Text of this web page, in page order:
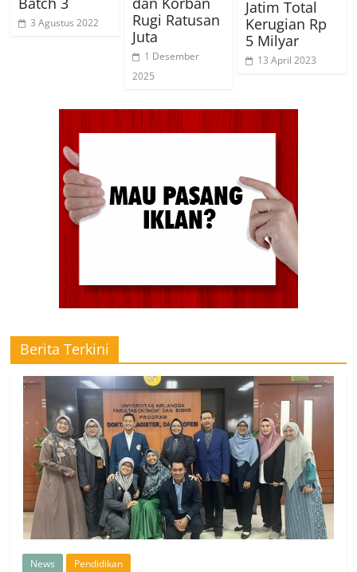
3 Agustus 2022
Rugi Ratusan
Juta
1 Desember
2025
Jatim Total
Kerugian Rp
5 Milyar
13 April 2023
Berita Terkini
News Pendidikan